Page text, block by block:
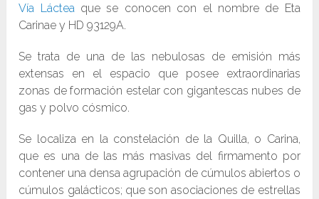
Vía Láctea que se conocen con el nombre de Eta
Carinae y HD 93129A.
Se trata de una de las nebulosas de emisión más
extensas en el espacio que posee extraordinarias
zonas de formación estelar con gigantescas nubes de
gas y polvo cósmico.
Se localiza en la constelación de la Quilla, o Carina,
que es una de las más masivas del firmamento por
contener una densa agrupación de cúmulos abiertos o
cúmulos galácticos; que son asociaciones de estrellas